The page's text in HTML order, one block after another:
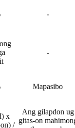
-
-
Mapasibo
x
/
Ang gilapdon ug
gitas-on